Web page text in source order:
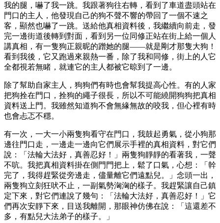
我的腿，嚇了我一跳。我跟著狗往右轉，看到了車道盡頭站在
門口的主人，他發現自己的狗不聲不響的帶回了一個不速之
客，顯然也嚇了一跳。送給他真相資料後，我繼續向前走，發
完一邊街道後轉到對面，看到另一位同修正站在街上給一個人
講真相，有一隻狗正親昵的蹭她的腿——就是剛才那隻大狗！
看到我後，它又跑過來親熱一番，除了我和同修，街上的人它
全都視若無睹，就連它的主人都被它晾到了一邊。
除了幫助自家主人，狗狗們有時也會幫我提高心性。有的人家
把狗拴在門口，拴狗的繩子很長，所以不可能繞開狗狗把真相
資料送上門。我雖然知道狗不會無緣無故的咬我，但心裡有時
也會忐忑不穩。
有一次，一大一小兩隻狗看守在門口，我鼓起勇氣，從小狗那
邊往門口走，一邊走一邊向它們展示手裡的真相資料，對它們
說：「法輪大法好，真善忍好！」兩隻狗靜靜的看著我，一聲
不吭。我把真相資料掛在側門門把上，鬆了口氣，心想：「幹
完了，我得趕緊從旁邊走，儘量離它們遠點兒。」念頭一出，
兩隻狗立刻狂吠不止，一副氣勢洶洶的樣子。我趕緊讓自己鎮
定下來，對它們連說了幾句：「法輪大法好，真善忍好！」它
們再次安靜下來，目送我離開，那眼神仿佛在說：「這還差不
多，有點兒大法弟子的樣子。」